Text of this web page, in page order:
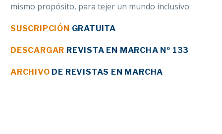
mismo propósito, para tejer un mundo inclusivo.
SUSCRIPCIÓN GRATUITA
DESCARGAR REVISTA EN MARCHA Nº 133
ARCHIVO DE REVISTAS EN MARCHA